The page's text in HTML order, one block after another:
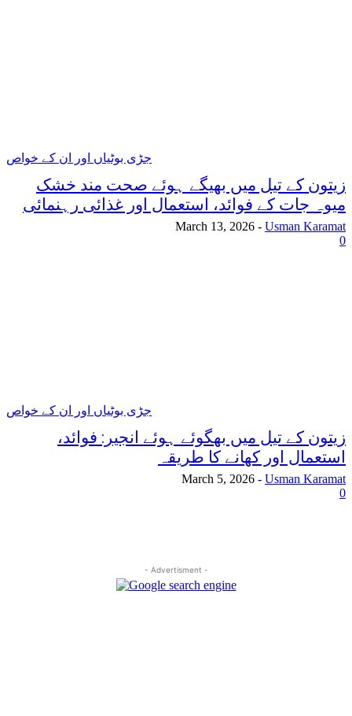
جڑی بوٹیاں اور ان کے خواص
زیتون کے تیل میں بھیگے ہوئے صحت مند خشک
میوہ جات کے فوائد، استعمال اور غذائی رہنمائی
Usman Karamat
-
March 13, 2026
0
جڑی بوٹیاں اور ان کے خواص
زیتون کے تیل میں بھگوئے ہوئے انجیر: فوائد،
استعمال اور کھانے کا طریقہ
Usman Karamat
-
March 5, 2026
0
- Advertisment -